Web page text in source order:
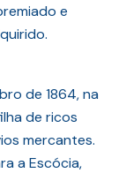
e
de 1864, na
de ricos
mercantes.
a Escócia,